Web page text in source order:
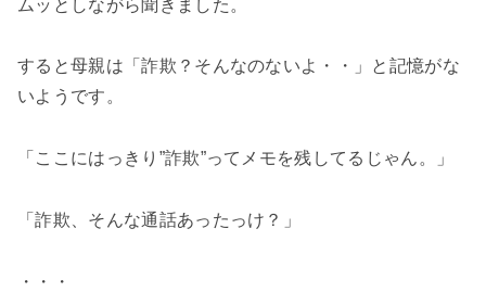
ムッとしながら聞きました。
すると母親は「詐欺？そんなのないよ・・」と記憶がな
いようです。
「ここにはっきり”詐欺”ってメモを残してるじゃん。」
「詐欺、そんな通話あったっけ？」
・・・